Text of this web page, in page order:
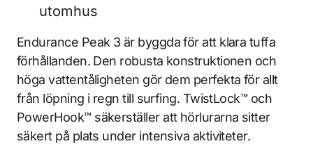
utomhus
Endurance Peak 3 är byggda för att klara tuffa
förhållanden. Den robusta konstruktionen och
höga vattentåligheten gör dem perfekta för allt
från löpning i regn till surfing. TwistLock™ och
PowerHook™ säkerställer att hörlurarna sitter
säkert på plats under intensiva aktiviteter.